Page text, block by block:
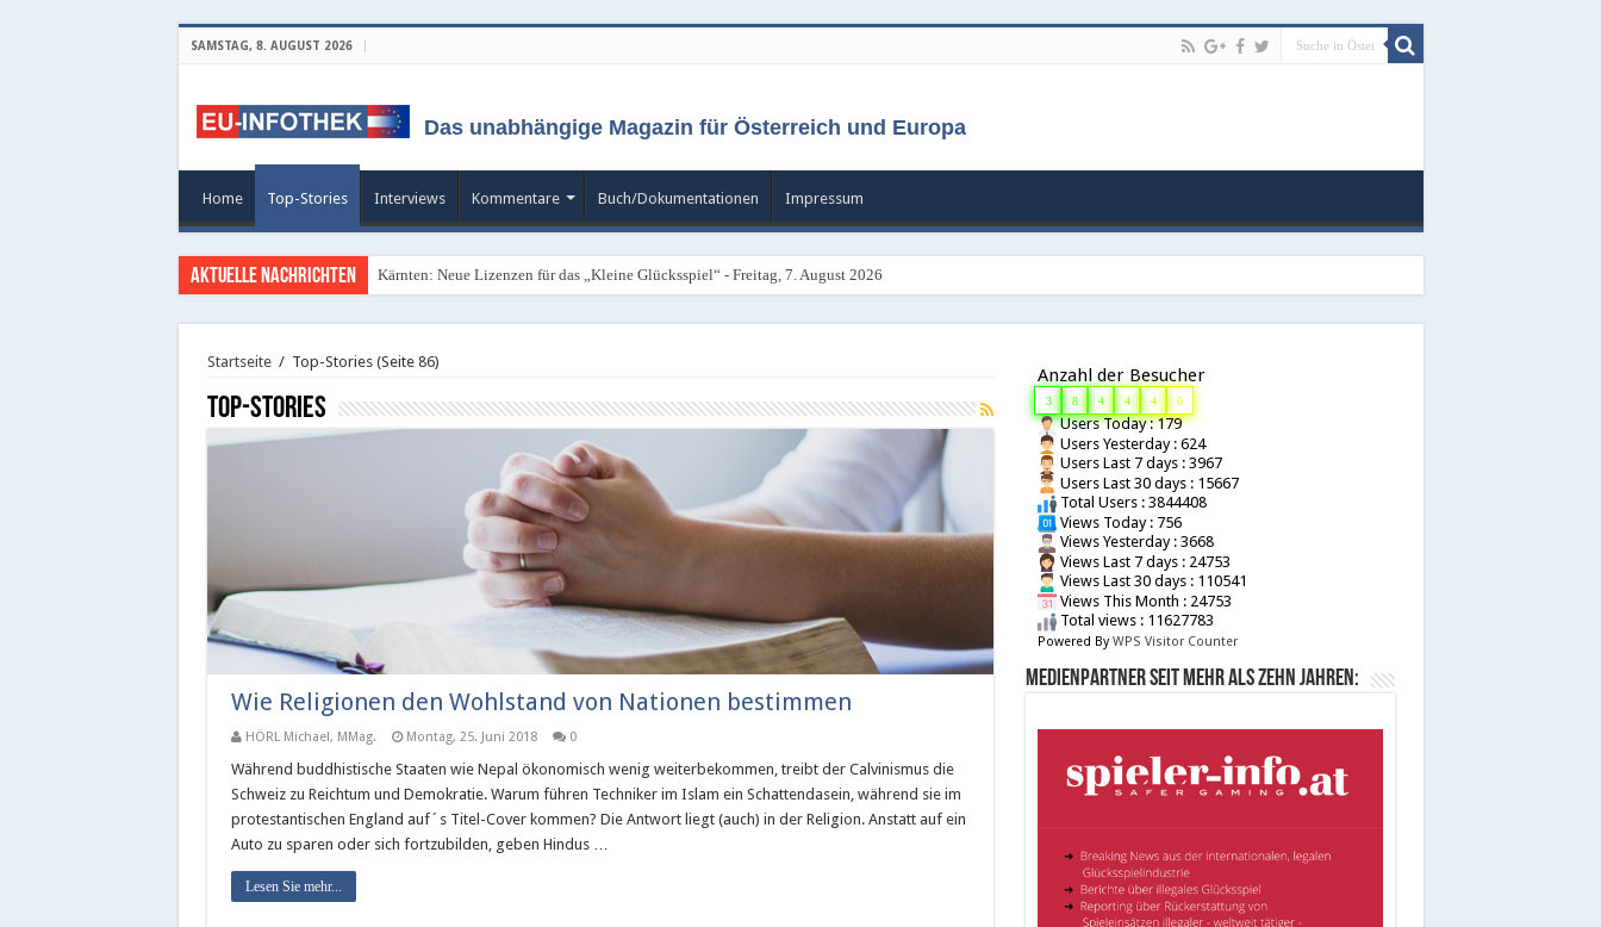
SAMSTAG, 8. AUGUST 2026
Das unabhängige Magazin für Österreich und Europa
Home Top-Stories Interviews Kommentare Buch/Dokumentationen Impressum
Aktuelle Nachrichten Kärnten: Neue Lizenzen für das „Kleine Glücksspiel“ - Freitag, 7. August 2026
Startseite / Top-Stories(Seite 86)
Top-Stories
Wie Religionen den Wohlstand von Nationen bestimmen
HÖRL Michael, MMag. Montag, 25. Juni 2018 0
Während buddhistische Staaten wie Nepal ökonomisch wenig weiterbekommen, treibt der Calvinismus die
Schweiz zu Reichtum und Demokratie. Warum führen Techniker im Islam ein Schattendasein, während sie im
protestantischen England auf´s Titel-Cover kommen? Die Antwort liegt (auch) in der Religion. Anstatt auf ein
Auto zu sparen oder sich fortzubilden, geben Hindus …
Lesen Sie mehr...
Anzahl der Besucher
3 8 4 4 4 0
Users Today : 179
Users Yesterday : 624
Users Last 7 days : 3967
Users Last 30 days : 15667
Total Users : 3844408
Views Today : 756
Views Yesterday : 3668
Views Last 7 days : 24753
Views Last 30 days : 110541
Views This Month : 24753
Total views : 11627783
Powered By WPS Visitor Counter
Medienpartner seit mehr als zehn Jahren: